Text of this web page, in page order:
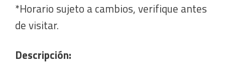
*Horario sujeto a cambios, verifique antes
de visitar.
Descripción: